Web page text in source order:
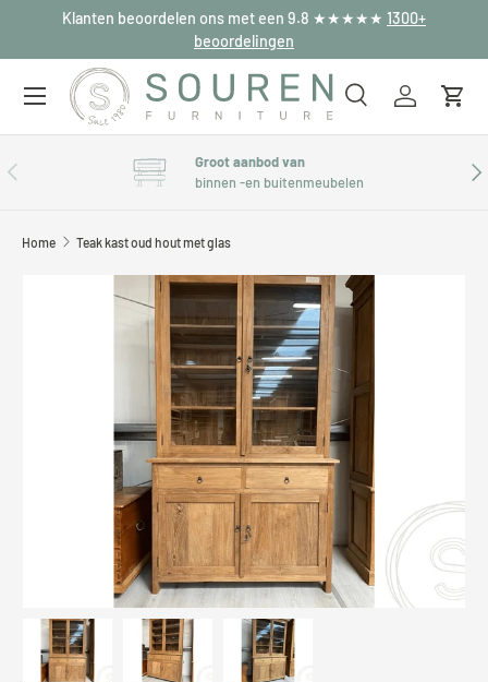
Klanten beoordelen ons met een 9.8 ★★★★★ 1300+
beoordelingen
Zoeken
ZoekenInloggen
Menu
Vorige
Groot aanbod van
binnen -en buitenmeubelen
Home Teak kast oud hout met glas